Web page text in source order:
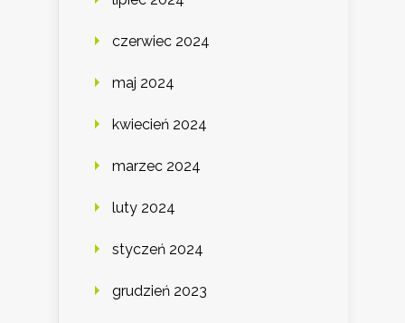
czerwiec 2024
maj 2024
kwiecień 2024
marzec 2024
luty 2024
styczeń 2024
grudzień 2023